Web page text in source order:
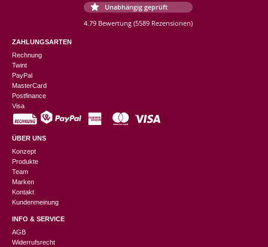
Unabhängig geprüft
4.79 Bewertung (5589 Rezensionen)
ZAHLUNGSARTEN
Rechnung
Twint
PayPal
MasterCard
Postfinance
Visa
ÜBER UNS
Konzept
Produkte
Team
Marken
Kontakt
Kundenmeinung
INFO & SERVICE
AGB
Widerrufsrecht